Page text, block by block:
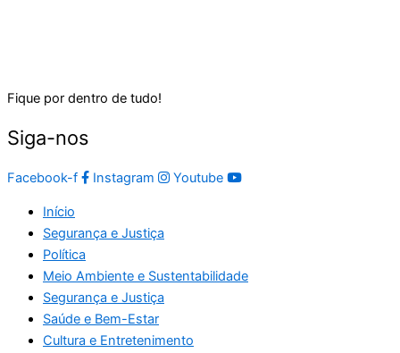
Fique por dentro de tudo!
Siga-nos
Facebook-f Instagram Youtube
Início
Segurança e Justiça
Política
Meio Ambiente e Sustentabilidade
Segurança e Justiça
Saúde e Bem-Estar
Cultura e Entretenimento